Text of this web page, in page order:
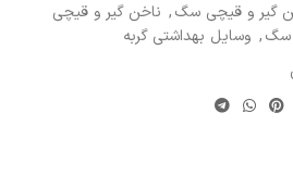
گیر و قیچی سگ, ناخن گیر و قیچی
سگ, وسایل بهداشتی گربه